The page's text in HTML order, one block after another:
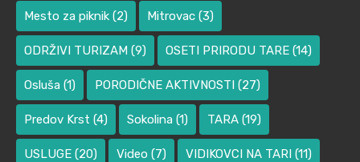
Mesto za piknik (2) Mitrovac (3)
ODRŽIVI TURIZAM (9) OSETI PRIRODU TARE (14)
Osluša (1) PORODIČNE AKTIVNOSTI (27)
Predov Krst (4) Sokolina (1) TARA (19)
USLUGE (20) Video (7) VIDIKOVCI NA TARI (11)